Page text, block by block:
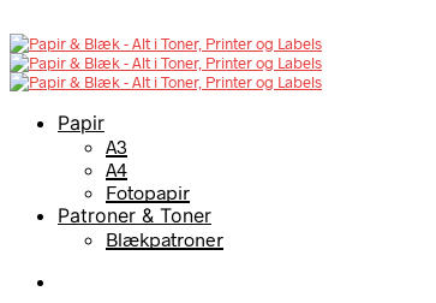
Papir
A3
A4
Fotopapir
Patroner & Toner
Blækpatroner